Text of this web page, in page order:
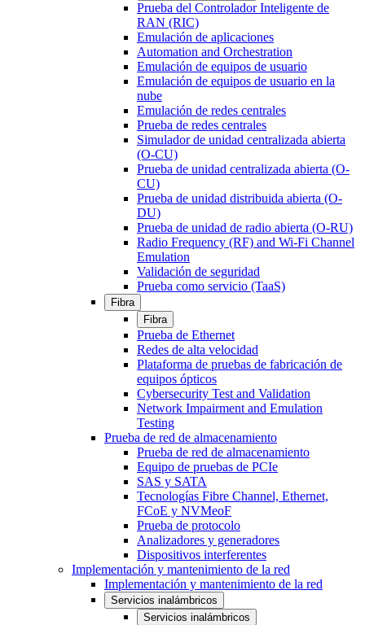
Prueba del Controlador Inteligente de
RAN (RIC)
Emulación de aplicaciones
Automation and Orchestration
Emulación de equipos de usuario
Emulación de equipos de usuario en la
nube
Emulación de redes centrales
Prueba de redes centrales
Simulador de unidad centralizada abierta
(O-CU)
Prueba de unidad centralizada abierta (O-
CU)
Prueba de unidad distribuida abierta (O-
DU)
Prueba de unidad de radio abierta (O-RU)
Radio Frequency (RF) and Wi-Fi Channel
Emulation
Validación de seguridad
Prueba como servicio (TaaS)
Fibra
Fibra
Prueba de Ethernet
Redes de alta velocidad
Plataforma de pruebas de fabricación de
equipos ópticos
Cybersecurity Test and Validation
Network Impairment and Emulation
Testing
Prueba de red de almacenamiento
Prueba de red de almacenamiento
Equipo de pruebas de PCIe
SAS y SATA
Tecnologías Fibre Channel, Ethernet,
FCoE y NVMeoF
Prueba de protocolo
Analizadores y generadores
Dispositivos interferentes
Implementación y mantenimiento de la red
Implementación y mantenimiento de la red
Servicios inalámbricos
Servicios inalámbricos